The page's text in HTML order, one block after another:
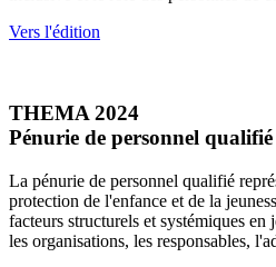
Vers l'édition
THEMA 2024
Pénurie de personnel
La pénurie de personnel qualifié
protection de l'enfance et de la
facteurs structurels et systémiques en
les organisations, les responsables,